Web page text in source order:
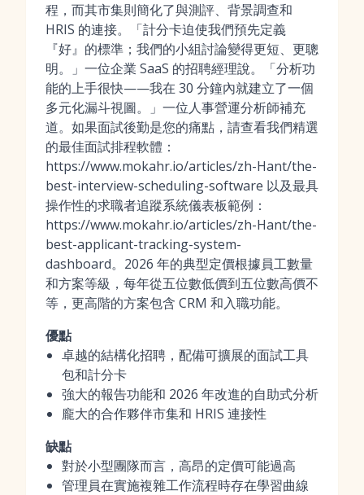
程，而其市集則簡化了與測評、背景調查和
HRIS 的連接。「計分卡迫使我們預先定義
『好』的標準；我們的小組討論變得更短、更聰
明。」一位企業 SaaS 的招聘經理說。「分析功
能的上手很快——我在 30 分鐘內就建立了一個
多元化漏斗視圖。」一位人事營運分析師補充
道。如果面試後勤是您的痛點，請查看我們精選
的最佳面試排程軟體：
https://www.mokahr.io/articles/zh-Hant/the-
best-interview-scheduling-software 以及最具
操作性的求職者追蹤系統儀表板範例：
https://www.mokahr.io/articles/zh-Hant/the-
best-applicant-tracking-system-
dashboard。2026 年的典型定價根據員工數量
和方案等級，每年從五位數低價到五位數高價不
等，更高階的方案包含 CRM 和入職功能。
優點
卓越的結構化招聘，配備可擴展的面試工具
包和計分卡
強大的報告功能和 2026 年改進的自助式分析
龐大的合作夥伴市集和 HRIS 連接性
缺點
對於小型團隊而言，高昂的定價可能過高
管理員在實施複雜工作流程時存在學習曲線